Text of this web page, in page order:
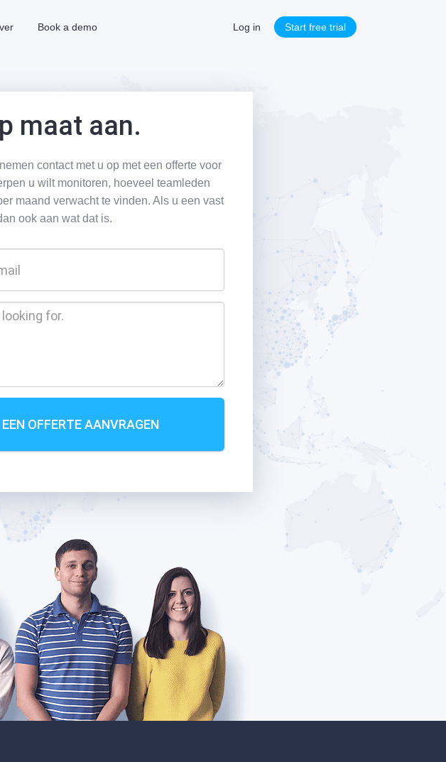
Book a demo Log in Start free trial
maat aan.
contact met u op met een offerte voor
u wilt monitoren, hoeveel teamleden
maand verwacht te vinden. Als u een vast
ook aan wat dat is.
EEN OFFERTE AANVRAGEN